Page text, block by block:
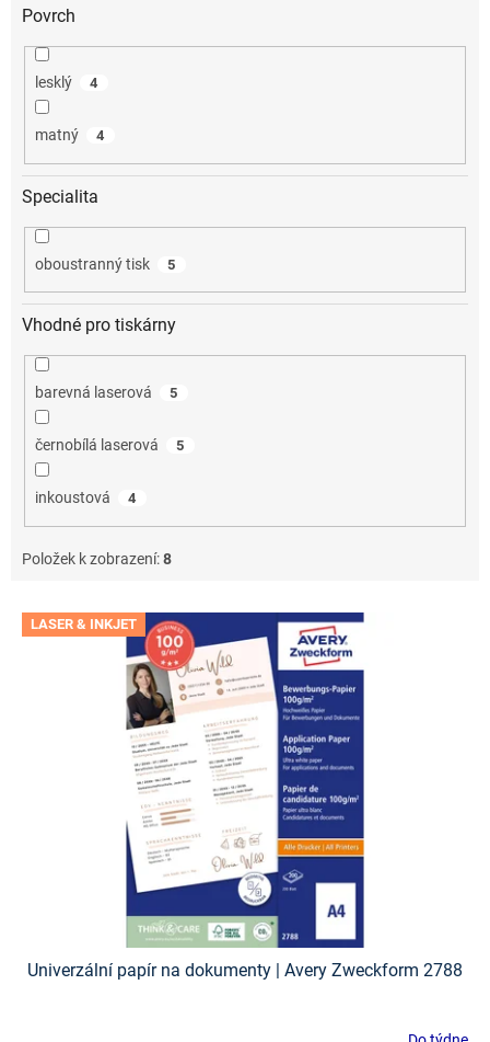
Povrch
lesklý 4
matný 4
Specialita
oboustranný tisk 5
Vhodné pro tiskárny
barevná laserová 5
černobílá laserová 5
inkoustová 4
Položek k zobrazení:8
V LASER & INKJET
Univerzální papír na dokumenty | Avery Zweckform 2788